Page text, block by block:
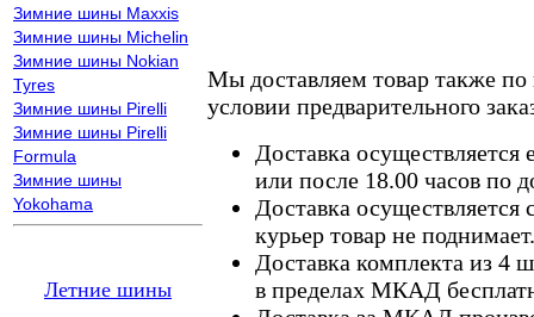
Зимние шины Maxxis
Зимние шины Michelin
Зимние шины Nokian
Tyres
Зимние шины Pirelli
Зимние шины Pirelli
Formula
Зимние шины
Yokohama
Летние шины
Мы доставляем товар также
условии предварительного
Доставка осуществляется
или после 18.00 часов по
Доставка осуществляется
курьер товар не поднимает.
Доставка комплекта из 4
в пределах МКАД